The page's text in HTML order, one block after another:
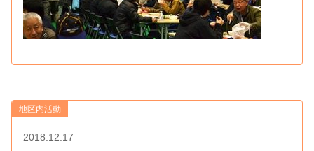
地区内活動
2018.12.17